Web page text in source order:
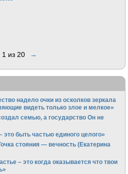
1 из 20 →
надело очки из осколков зеркала
видеть только злое и мелкое»
семью, а государство Он не
это быть частью единого целого»
стояния — вечность (Екатерина
– это когда оказывается что твои